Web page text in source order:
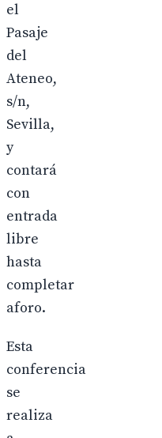
el
Pasaje
del
Ateneo,
s/n,
Sevilla,
y
contará
con
entrada
libre
hasta
completar
aforo.
Esta
conferencia
se
realiza